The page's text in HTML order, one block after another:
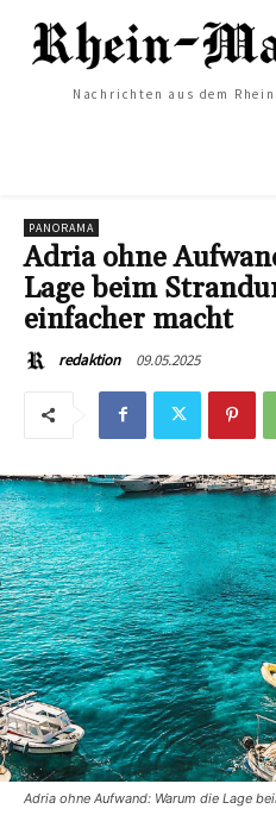
Nachrichten aus dem
PANORAMA
Adria ohne
Lage beim
einfacher macht
redaktion 09.05.2025
Adria ohne Aufwand: Warum die Lage